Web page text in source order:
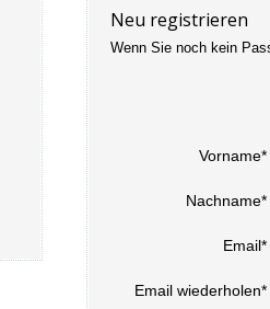
Neu registrieren
Wenn Sie noch kein
Vorname*
Nachname*
Email*
Email wiederholen*